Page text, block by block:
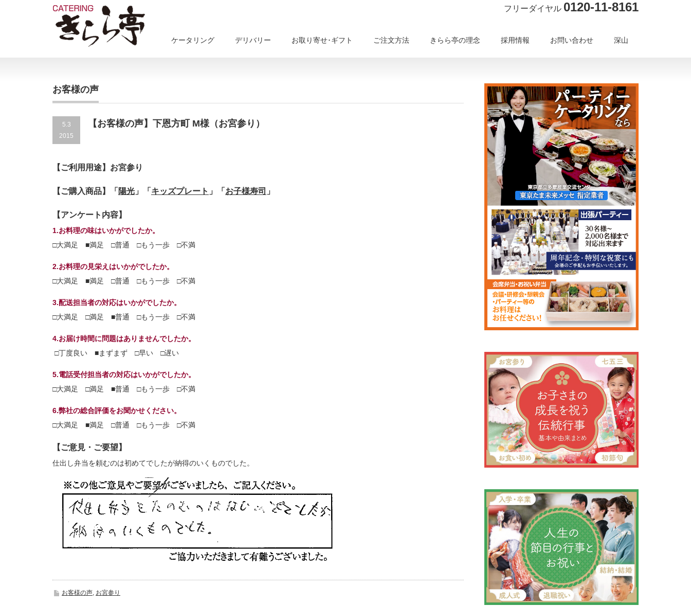
フリーダイヤル 0120-11-8161
ケータリング デリバリー お取り寄せ･ギフト ご注文方法 きらら亭の理念 採用情報 お問い合わせ 深山
お客様の声
5.3
2015
【お客様の声】下恩方町 M様（お宮参り）
【ご利用用途】お宮参り
【ご購入商品】「 陽光 」「 キッズプレート 」「 お子様寿司 」
【アンケート内容】
1.お料理の味はいかがでしたか。
□大満足 ■満足 □普通 □もう一歩 □不満
2.お料理の見栄えはいかがでしたか。
□大満足 ■満足 □普通 □もう一歩 □不満
3.配送担当者の対応はいかがでしたか。
□大満足 □満足 ■普通 □もう一歩 □不満
4.お届け時間に問題はありませんでしたか。
□丁度良い ■まずまず □早い □遅い
5.電話受付担当者の対応はいかがでしたか。
□大満足 □満足 ■普通 □もう一歩 □不満
6.弊社の総合評価をお聞かせください。
□大満足 ■満足 □普通 □もう一歩 □不満
【ご意見・ご要望】
仕出し弁当を頼むのは初めてでしたが納得のいくものでした。
お客様の声, お宮参り